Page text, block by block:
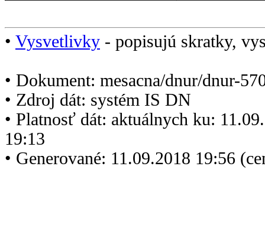
• Vysvetlivky - popisujú skratky,
• Dokument: mesacna/dnur/dnur-
• Zdroj dát: systém IS DN
• Platnosť dát: aktuálnych ku:
19:13
• Generované: 11.09.2018 19:56